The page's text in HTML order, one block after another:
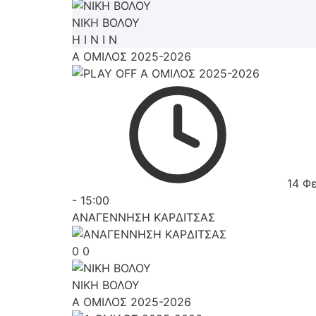
ΝΙΚΗ ΒΟΛΟΥ
Η Ι Ν Ι Ν
Α ΟΜΙΛΟΣ 2025-2026
14
- 15:00
ΑΝΑΓΕΝΝΗΣΗ ΚΑΡΔΙΤΣΑΣ
0 0
ΝΙΚΗ ΒΟΛΟΥ
Α ΟΜΙΛΟΣ 2025-2026